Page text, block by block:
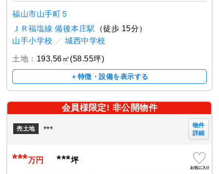
福山市山手町５
ＪＲ福塩線 備後本庄駅
（徒歩 15分）
山手小学校 ／ 城西中学校
土地： 193.56㎡(58.55坪)
＋特徴・設備を表示する
会員様限定! 非公開物件
売土地 ***
物件
詳細
***万円 ***坪